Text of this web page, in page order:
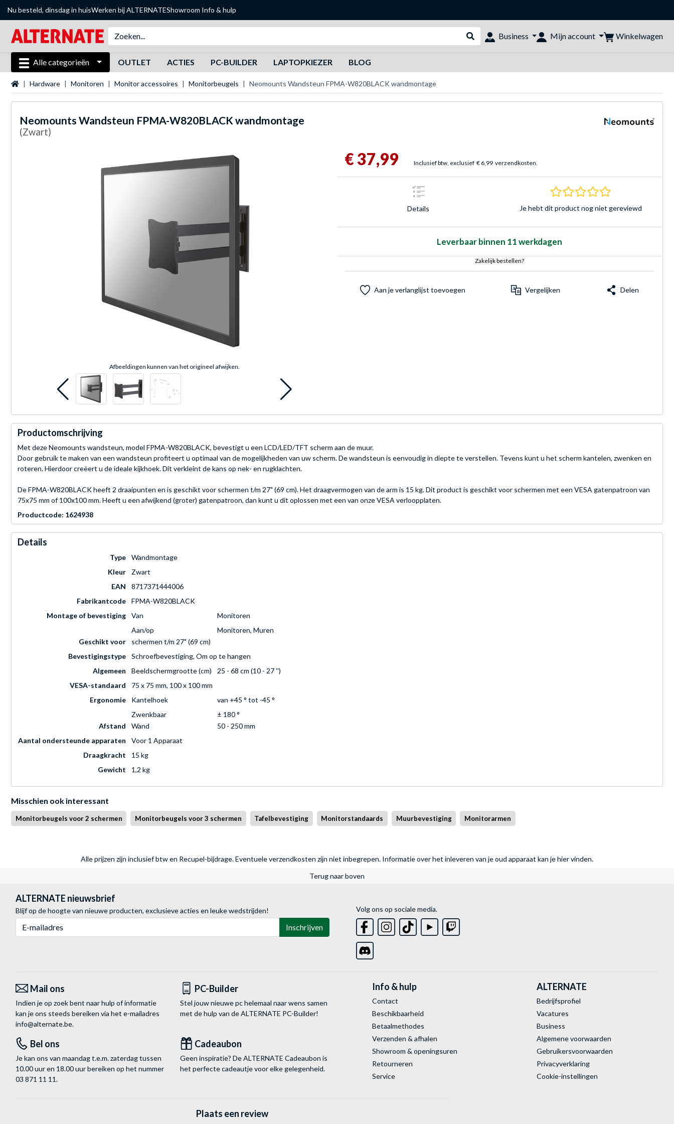
Nu besteld, dinsdag in huisWerken bij ALTERNATEShowroom Info & hulp
Webshop doorzoeken
Business Mijn account Winkelwagen
Alle categorieën OUTLET ACTIES PC-BUILDER LAPTOPKIEZER BLOG
Startpagina
Hardware Monitoren Monitor accessoires Monitorbeugels Neomounts Wandsteun FPMA-W820BLACK wandmontage
Neomounts Wandsteun FPMA-W820BLACK wandmontage
(Zwart)
Afbeeldingen kunnen van het origineel afwijken.
€ 37,99 Inclusief btw, exclusief € 6,99 verzendkosten.
Details
0.0 sterren
Je hebt dit product nog niet gereviewd
Leverbaar binnen 11 werkdagen
Zakelijk bestellen?
Aan je verlanglijst toevoegen Vergelijken Delen
Productomschrijving
Met deze Neomounts wandsteun, model FPMA-W820BLACK, bevestigt u een LCD/LED/TFT scherm aan de muur.
Door gebruik te maken van een wandsteun profiteert u optimaal van de mogelijkheden van uw scherm. De wandsteun is eenvoudig in diepte te verstellen. Tevens kunt u het scherm kantelen, zwenken en
roteren. Hierdoor creëert u de ideale kijkhoek. Dit verkleint de kans op nek- en rugklachten.
De FPMA-W820BLACK heeft 2 draaipunten en is geschikt voor schermen t/m 27" (69 cm). Het draagvermogen van de arm is 15 kg. Dit product is geschikt voor schermen met een VESA gatenpatroon van
75x75 mm of 100x100 mm. Heeft u een afwijkend (groter) gatenpatroon, dan kunt u dit oplossen met een van onze VESA verloopplaten.
Productcode: 1624938
Details
Type
Wandmontage
Kleur
Zwart
EAN
8717371444006
Fabrikantcode
FPMA-W820BLACK
Montage of bevestiging
Van
Monitoren
Aan/op
Monitoren, Muren
Geschikt voor
schermen t/m 27" (69 cm)
Bevestigingstype
Schroefbevestiging, Om op te hangen
Algemeen
Beeldschermgrootte (cm)
25 - 68 cm (10 - 27 '')
VESA-standaard
75 x 75 mm, 100 x 100 mm
Ergonomie
Kantelhoek
van +45 ° tot -45 °
Zwenkbaar
± 180 °
Afstand
Wand
50 - 250 mm
Aantal ondersteunde apparaten
Voor 1 Apparaat
Draagkracht
15 kg
Gewicht
1,2 kg
Misschien ook interessant
Monitorbeugels voor 2 schermen Monitorbeugels voor 3 schermen Tafelbevestiging Monitorstandaards Muurbevestiging Monitorarmen
Alle prijzen zijn inclusief btw en Recupel-bijdrage. Eventuele verzendkosten zijn niet inbegrepen. Informatie over het inleveren van je oud apparaat kan je hier vinden.
Terug naar boven
ALTERNATE nieuwsbrief
Blijf op de hoogte van nieuwe producten, exclusieve acties en leuke wedstrijden!
Inschrijven
Volg ons op sociale media.
Mail ons
Indien je op zoek bent naar hulp of informatie
kan je ons steeds bereiken via het e-mailadres
info@alternate.be.
PC-Builder
Stel jouw nieuwe pc helemaal naar wens samen
met de hulp van de ALTERNATE PC-Builder!
Bel ons
Je kan ons van maandag t.e.m. zaterdag tussen
10.00 uur en 18.00 uur bereiken op het nummer
03 871 11 11.
Cadeaubon
Geen inspiratie? De ALTERNATE Cadeaubon is
het perfecte cadeautje voor elke gelegenheid.
Info & hulp
Contact
Beschikbaarheid
Betaalmethodes
Verzenden & afhalen
Showroom & openingsuren
Retourneren
Service
ALTERNATE
Bedrijfsprofiel
Vacatures
Business
Algemene voorwaarden
Gebruikersvoorwaarden
Privacyverklaring
Cookie-instellingen
Plaats een review